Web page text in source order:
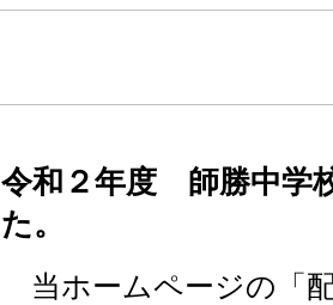
令和２年度 師勝中
た。
当ホームページの「